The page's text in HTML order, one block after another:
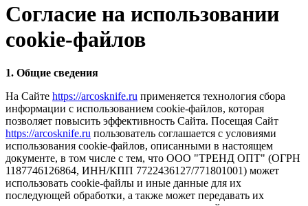
Согласие на использовании
cookie-файлов
1. Общие сведения
На Сайте https://arcosknife.ru применяется технология сбора
информации с использованием cookie-файлов, которая
позволяет повысить эффективность Сайта. Посещая Сайт
https://arcosknife.ru пользователь соглашается с условиями
использования cookie-файлов, описанными в настоящем
документе, в том числе с тем, что ООО "ТРЕНД ОПТ" (ОГРН
1187746126864, ИНН/КПП 7722436127/771801001) может
использовать cookie-файлы и иные данные для их
последующей обработки, а также может передавать их